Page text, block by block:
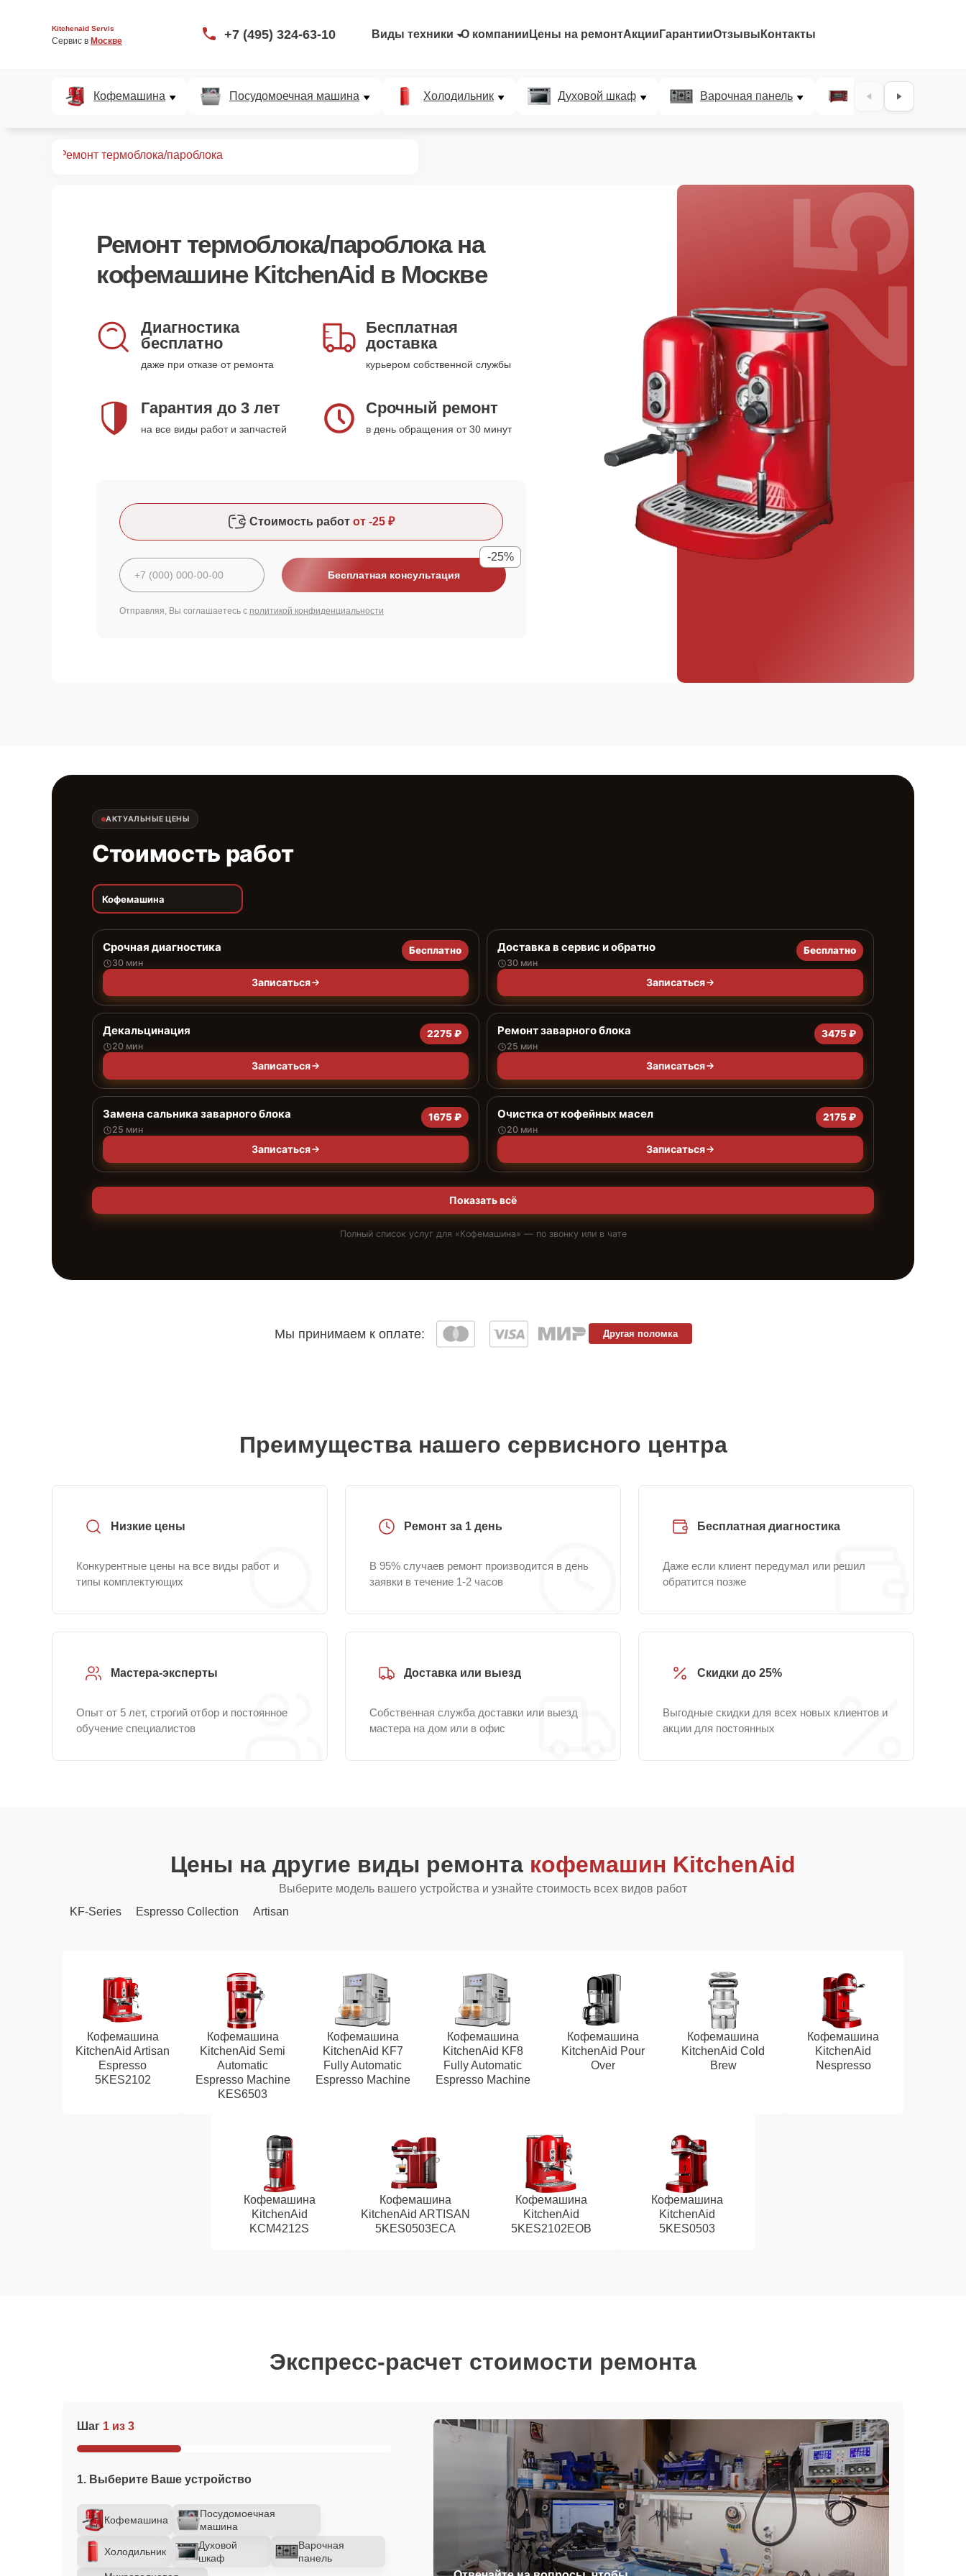
Kitchenaid Servis
Сервис в Москве +7 (495) 324-63-10 Виды техники О компании Цены на ремонтАкции ГарантииОтзывы Контакты
Кофемашина Посудомоечная машина Холодильник Духовой шкаф Варочная панель Микроволновая
Ремонт термоблока/пароблока
Ремонт термоблока/пароблокана
кофемашине KitchenAid в Москве
Диагностика
бесплатно
даже при отказе от ремонта
Бесплатная
доставка
курьером собственной службы
Гарантия до 3 лет
на все виды работ и запчастей
Срочный ремонт
в день обращения от 30 минут
Стоимость работ от -25 ₽
Бесплатная консультация
-25%
Отправляя, Вы соглашаетесь с политикой конфиденциальности
25%
АКТУАЛЬНЫЕ ЦЕНЫ
Стоимость работ
Кофемашина
Срочная диагностика
30 мин
Бесплатно
Записаться
Доставка в сервис и обратно
30 мин
Бесплатно
Записаться
Декальцинация
20 мин
2275 ₽
Записаться
Ремонт заварного блока
25 мин
3475 ₽
Записаться
Замена сальника заварного блока
25 мин
1675 ₽
Записаться
Очистка от кофейных масел
20 мин
2175 ₽
Записаться
Показать всё
Полный список услуг для «Кофемашина» — по звонку или в чате
Мы принимаем к оплате: Другая поломка
Преимущества нашего сервисного центра
Низкие цены
Конкурентные цены на все виды работ и
типы комплектующих
Ремонт за 1 день
В 95% случаев ремонт производится в день
заявки в течение 1-2 часов
Бесплатная диагностика
Даже если клиент передумал или решил
обратится позже
Мастера-эксперты
Опыт от 5 лет, строгий отбор и постоянное
обучение специалистов
Доставка или выезд
Собственная служба доставки или выезд
мастера на дом или в офис
Скидки до 25%
Выгодные скидки для всех новых клиентов и
акции для постоянных
Цены на другие виды ремонта кофемашин KitchenAid
Выберите модель вашего устройства и узнайте стоимость всех видов работ
KF-Series
Espresso Collection Artisan
Кофемашина
KitchenAid Artisan
Espresso
5KES2102
Кофемашина
KitchenAid Semi
Automatic
Espresso Machine
KES6503
Кофемашина
KitchenAid KF7
Fully Automatic
Espresso Machine
Кофемашина
KitchenAid KF8
Fully Automatic
Espresso Machine
Кофемашина
KitchenAid Pour
Over
Кофемашина
KitchenAid Cold
Brew
Кофемашина
KitchenAid
Nespresso
Кофемашина
KitchenAid
KCM4212S
Кофемашина
KitchenAid ARTISAN
5KES0503ECA
Кофемашина
KitchenAid
5KES2102EOB
Кофемашина
KitchenAid
5KES0503
Экспресс-расчет стоимости ремонта
Шаг 1 из 3
1. Выберите Ваше устройство
Кофемашина
Посудомоечная
машина
Холодильник
Духовой
шкаф
Варочная
панель